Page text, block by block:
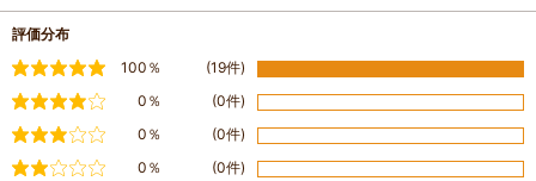
評価分布
満足
100％ (19件)
やや満足
0％ (0件)
普通0％ (0件)
やや不満
0％ (0件)